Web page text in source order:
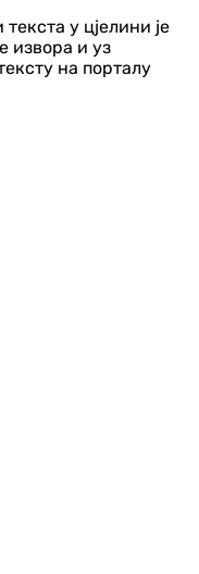
у цјелини је
извора и уз
на порталу